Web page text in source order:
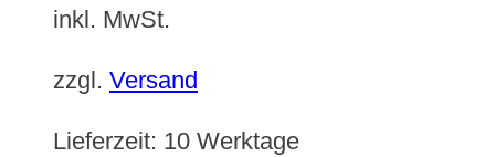
inkl. MwSt.
zzgl. Versand
Lieferzeit: 10 Werktage